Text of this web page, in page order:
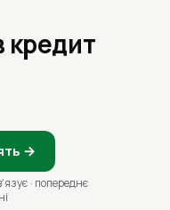
кредит
→
· попереднє